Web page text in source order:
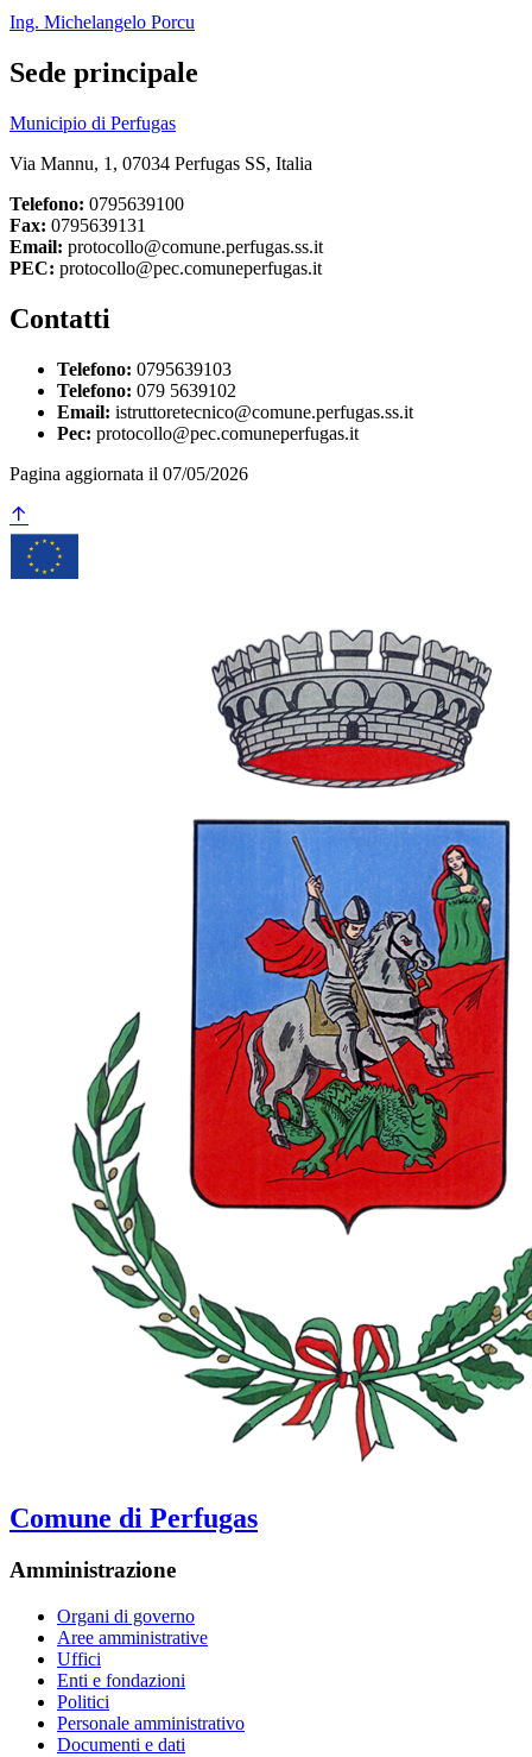
Ing. Michelangelo Porcu
Sede principale
Municipio di Perfugas
Via Mannu, 1, 07034 Perfugas SS, Italia
Telefono: 0795639100
Fax: 0795639131
Email: protocollo@comune.perfugas.ss.it
PEC: protocollo@pec.comuneperfugas.it
Contatti
Telefono: 0795639103
Telefono: 079 5639102
Email: istruttoretecnico@comune.perfugas.ss.it
Pec: protocollo@pec.comuneperfugas.it
Pagina aggiornata il 07/05/2026
Comune di Perfugas
Amministrazione
Organi di governo
Aree amministrative
Uffici
Enti e fondazioni
Politici
Personale amministrativo
Documenti e dati